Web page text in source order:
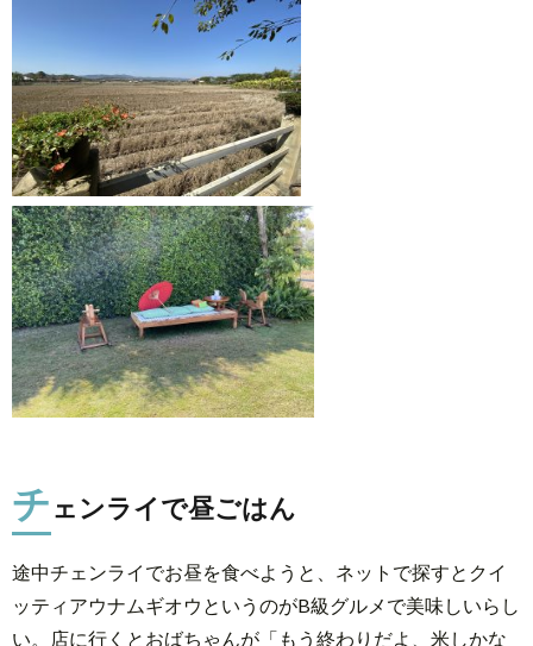
チェンライで昼ごはん
途中チェンライでお昼を食べようと、ネットで探すとクイ
ッティアウナムギオウというのがB級グルメで美味しいらし
い。店に行くとおばちゃんが「もう終わりだよ、米しかな